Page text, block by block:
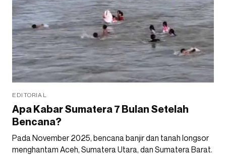
EDITORIAL
Apa Kabar Sumatera 7 Bulan Setelah
Bencana?
Pada November 2025, bencana banjir dan tanah longsor
menghantam Aceh, Sumatera Utara, dan Sumatera Barat.